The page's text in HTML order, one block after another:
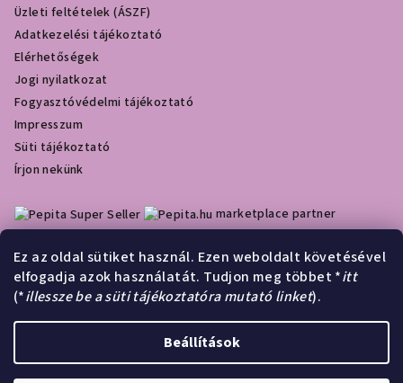
Ez az oldal sütiket használ. Ezen weboldalt követésével
elfogadja azok használatát. Tudjon meg többet *itt
(*illessze be a süti tájékoztatóra mutató linket).
Beállítások
Üzleti feltételek (ÁSZF)
Adatkezelési tájékoztató
Elérhetőségek
Jogi nyilatkozat
Fogyasztóvédelmi tájékoztató
Impresszum
Süti tájékoztató
Írjon nekünk
marketplace partner
Olcsóbbat.hu
Á
r
k
Árukereső.hu